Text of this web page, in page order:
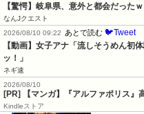
【驚愕】岐阜県、意外と都会だった
なんJクエスト
2026/08/10 09:22
あとで読む 🐦Tweet
【動画】女子アナ「流しそうめん
ッ！」
ネギ速
2026/08/10
[PR] 【マンガ】『アルファポリス』
Kindleストア